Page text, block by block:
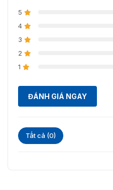
5
4
3
2
1
ĐÁNH GIÁ NGAY
Tất cả (0)